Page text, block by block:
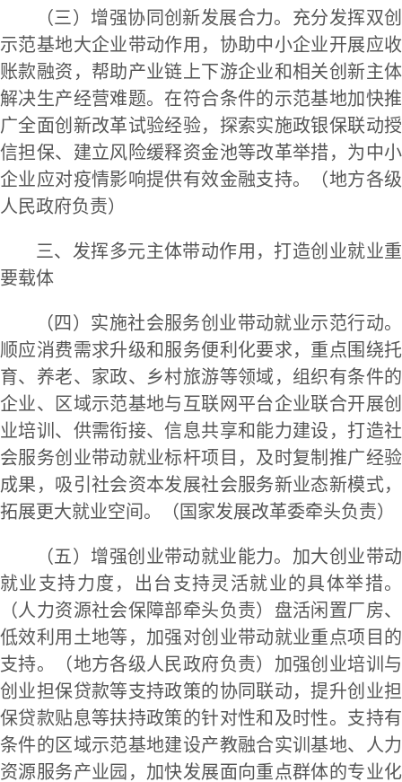
（三）增强协同创新发展合力。充分发挥双创
示范基地大企业带动作用，协助中小企业开展应收
账款融资，帮助产业链上下游企业和相关创新主体
解决生产经营难题。在符合条件的示范基地加快推
广全面创新改革试验经验，探索实施政银保联动授
信担保、建立风险缓释资金池等改革举措，为中小
企业应对疫情影响提供有效金融支持。（地方各级
人民政府负责）
三、发挥多元主体带动作用，打造创业就业重
要载体
（四）实施社会服务创业带动就业示范行动。
顺应消费需求升级和服务便利化要求，重点围绕托
育、养老、家政、乡村旅游等领域，组织有条件的
企业、区域示范基地与互联网平台企业联合开展创
业培训、供需衔接、信息共享和能力建设，打造社
会服务创业带动就业标杆项目，及时复制推广经验
成果，吸引社会资本发展社会服务新业态新模式，
拓展更大就业空间。（国家发展改革委牵头负责）
（五）增强创业带动就业能力。加大创业带动
就业支持力度，出台支持灵活就业的具体举措。
（人力资源社会保障部牵头负责）盘活闲置厂房、
低效利用土地等，加强对创业带动就业重点项目的
支持。（地方各级人民政府负责）加强创业培训与
创业担保贷款等支持政策的协同联动，提升创业担
保贷款贴息等扶持政策的针对性和及时性。支持有
条件的区域示范基地建设产教融合实训基地、人力
资源服务产业园，加快发展面向重点群体的专业化